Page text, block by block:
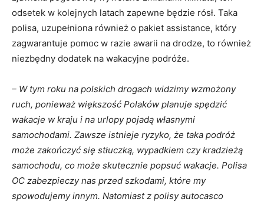
odsetek w kolejnych latach zapewne będzie rósł. Taka
polisa, uzupełniona również o pakiet assistance, który
zagwarantuje pomoc w razie awarii na drodze, to również
niezbędny dodatek na wakacyjne podróże.
– W tym roku na polskich drogach widzimy wzmożony
ruch, ponieważ większość Polaków planuje spędzić
wakacje w kraju i na urlopy pojadą własnymi
samochodami. Zawsze istnieje ryzyko, że taka podróż
może zakończyć się stłuczką, wypadkiem czy kradzieżą
samochodu, co może skutecznie popsuć wakacje. Polisa
OC zabezpieczy nas przed szkodami, które my
spowodujemy innym. Natomiast z polisy autocasco